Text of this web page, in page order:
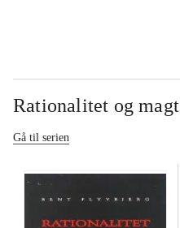
Rationalitet og magt
Gå til serien